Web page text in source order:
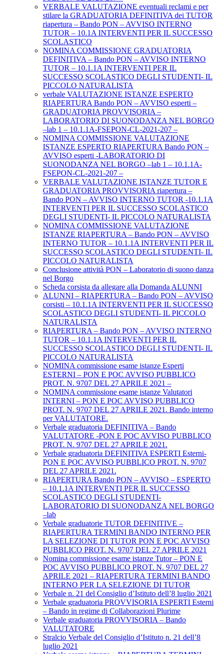
VERBALE VALUTAZIONE eventuali reclami e per
stilare la GRADUATORIA DEFINITIVA dei TUTOR
riapertura – Bando PON – AVVISO INTERNO
TUTOR – 10.1A INTERVENTI PER IL SUCCESSO
SCOLASTICO
NOMINA COMMISSIONE GRADUATORIA
DEFINITIVA – Bando PON – AVVISO INTERNO
TUTOR – 10.1.1A INTERVENTI PER IL
SUCCESSO SCOLASTICO DEGLI STUDENTI- IL
PICCOLO NATURALISTA
verbale VALUTAZIONE ISTANZE ESPERTO
RIAPERTURA Bando PON – AVVISO esperti –
GRADUATORIA PROVVISORIA –
LABORATORIO DI SUONODANZA NEL BORGO
–lab 1 – 10.1.1A-FSEPON-CL-2021-207 –
NOMINA COMMISSIONE VALUTAZIONE
ISTANZE ESPERTO RIAPERTURA Bando PON –
AVVISO esperti -LABORATORIO DI
SUONODANZA NEL BORGO –lab 1 – 10.1.1A-
FSEPON-CL-2021-207 –
VERBALE VALUTAZIONE ISTANZE TUTOR E
GRADUATORIA PROVVISORIA riapertura –
Bando PON – AVVISO INTERNO TUTOR -10.1.1A
INTERVENTI PER IL SUCCESSO SCOLASTICO
DEGLI STUDENTI- IL PICCOLO NATURALISTA
NOMINA COMMISSIONE VALUTAZIONE
ISTANZE RIAPERTURA – Bando PON – AVVISO
INTERNO TUTOR – 10.1.1A INTERVENTI PER IL
SUCCESSO SCOLASTICO DEGLI STUDENTI- IL
PICCOLO NATURALISTA
Conclusione attività PON – Laboratorio di suono danza
nel Borgo
Scheda corsista da allegare alla Domanda ALUNNI
ALUNNI – RIAPERTURA – Bando PON – AVVISO
corsisti – 10.1.1A INTERVENTI PER IL SUCCESSO
SCOLASTICO DEGLI STUDENTI- IL PICCOLO
NATURALISTA
RIAPERTURA – Bando PON – AVVISO INTERNO
TUTOR – 10.1.1A INTERVENTI PER IL
SUCCESSO SCOLASTICO DEGLI STUDENTI- IL
PICCOLO NATURALISTA
NOMINA commissione esame istanze Esperti
ESTERNI – PON E POC AVVISO PUBBLICO
PROT. N. 9707 DEL 27 APRILE 2021 –
NOMINA commissione esame istanze Valutatori
INTERNI – PON E POC AVVISO PUBBLICO
PROT. N. 9707 DEL 27 APRILE 2021. Bando interno
per VALUTATORE.
Verbale graduatoria DEFINITIVA – Bando
VALUTATORE -PON E POC AVVISO PUBBLICO
PROT. N. 9707 DEL 27 APRILE 2021.
Verbale graduatoria DEFINITIVA ESPERTI Esterni-
PON E POC AVVISO PUBBLICO PROT. N. 9707
DEL 27 APRILE 2021.
RIAPERTURA Bando PON – AVVISO – ESPERTO
– 10.1.1A INTERVENTI PER IL SUCCESSO
SCOLASTICO DEGLI STUDENTI-
LABORATORIO DI SUONODANZA NEL BORGO
–lab
Verbale graduatorie TUTOR DEFINITIVE –
RIAPERTURA TERMINI BANDO INTERNO PER
LA SELEZIONE DI TUTOR PON E POC AVVISO
PUBBLICO PROT. N. 9707 DEL 27 APRILE 2021
Nomina commissione esame istanze Tutor – PON E
POC AVVISO PUBBLICO PROT. N. 9707 DEL 27
APRILE 2021 – RIAPERTURA TERMINI BANDO
INTERNO PER LA SELEZIONE DI TUTOR
Verbale n. 21 del Consiglio d’Istituto dell’8 luglio 2021
Verbale graduatoria PROVVISORIA ESPERTI Esterni
– Bando in regime di Collaborazioni Plurime
Verbale graduatoria PROVVISORIA – Bando
VALUTATORE
Stralcio Verbale del Consiglio d’Istituto n. 21 dell’8
luglio 2021